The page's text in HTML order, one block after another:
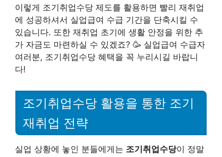
이렇게 조기취업수당 제도를 활용하면 빨리 재취업
에 성공하셔서 실업급여 수급 기간을 단축시킬 수
있습니다. 또한 재취업 초기에 생활 안정을 위한 추
가 자금도 마련하실 수 있겠죠? 🥳 실업급여 수급자
여러분, 조기취업수당 혜택을 꼭 누리시길 바랍니
다!
조기취업수당 활용을 통한 조기
재취업 전략
실업 상황에 놓인 분들에게는 조기취업수당이 정말